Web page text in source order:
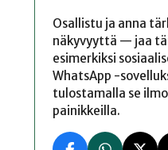
Osallistu ja anna
näkyvyyttä — jaa
esimerkiksi
WhatsApp -
tulostamalla se
painikkeilla.